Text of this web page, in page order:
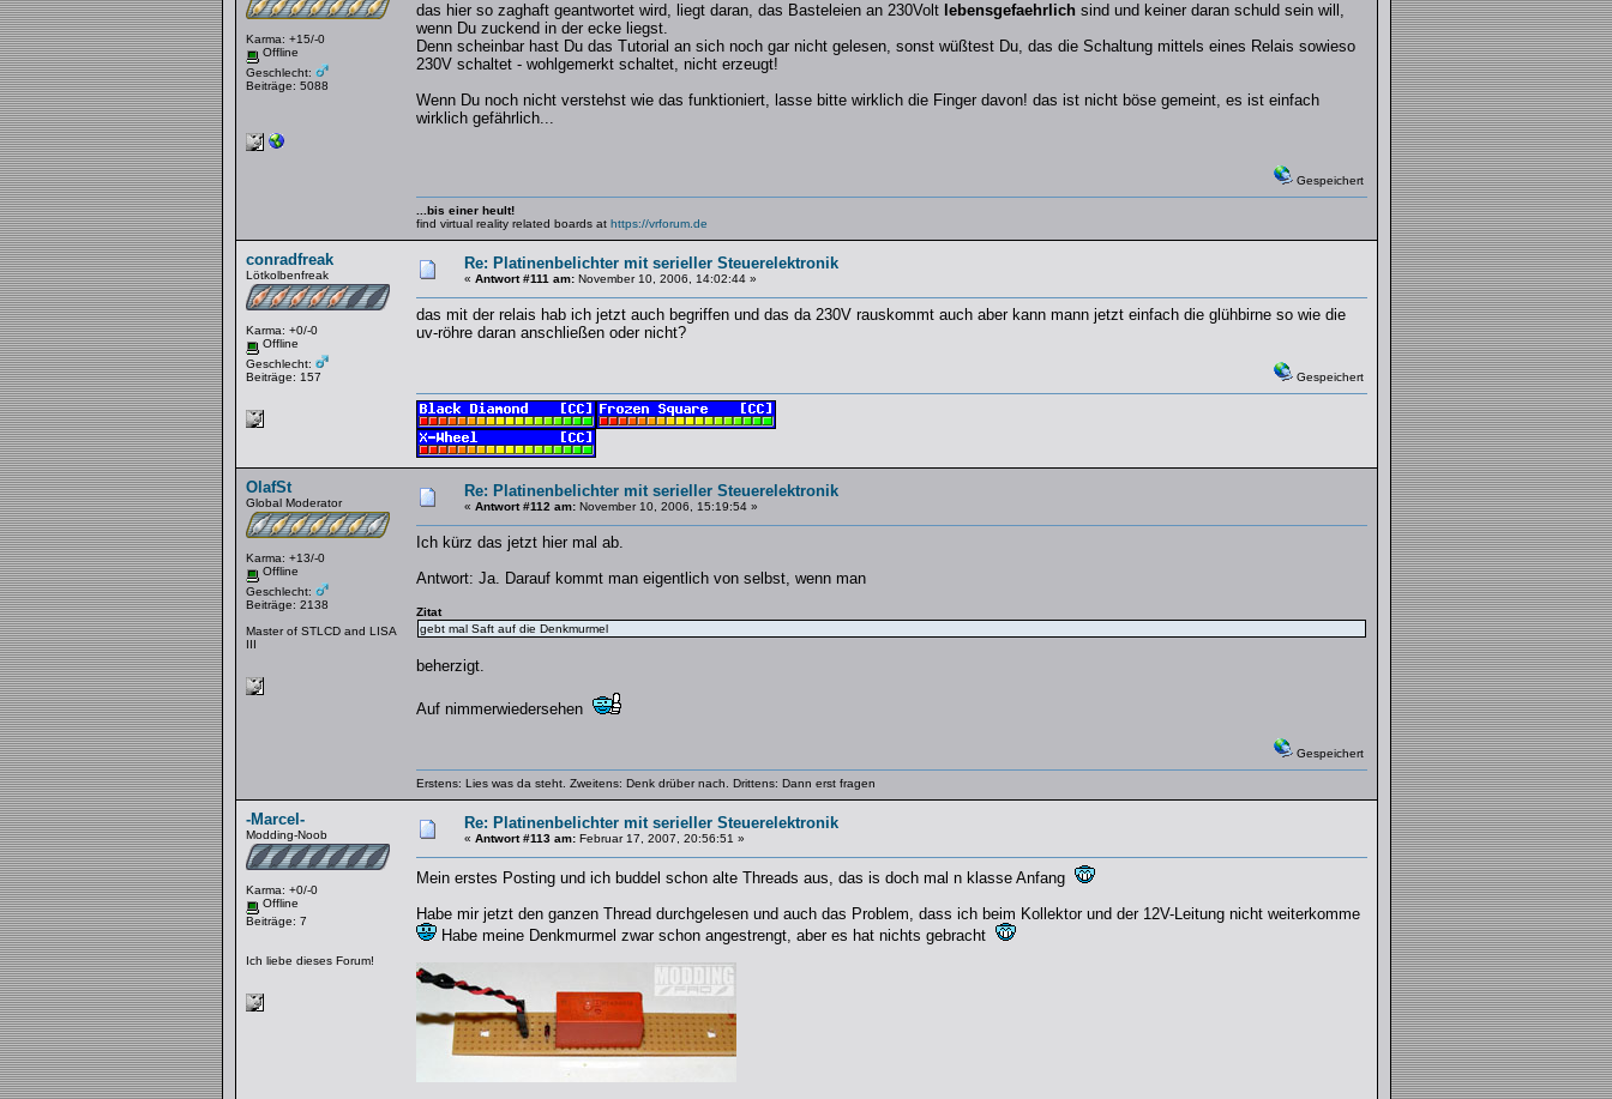
Karma: +15/-0
Offline
Geschlecht:
Beiträge: 5088
das hier so zaghaft geantwortet wird, liegt daran, das Basteleien an 230Volt lebensgefaehrlichsind und keiner daran schuld sein will,
wenn Du zuckend in der ecke liegst.
Denn scheinbar hast Du das Tutorial an sich noch gar nicht gelesen, sonst wüßtest Du, das die Schaltung mittels eines Relais sowieso
230V schaltet - wohlgemerkt schaltet, nicht erzeugt!
Wenn Du noch nicht verstehst wie das funktioniert, lasse bitte wirklich die Finger davon! das ist nicht böse gemeint, es ist einfach
wirklich gefährlich...
Gespeichert
...bis einer heult!
find virtual reality related boards at https://vrforum.de
conradfreak
Lötkolbenfreak
Karma: +0/-0
Offline
Geschlecht:
Beiträge: 157
Re: Platinenbelichter mit serieller Steuerelektronik
« Antwort #111 am:November 10, 2006, 14:02:44 »
das mit der relais hab ich jetzt auch begriffen und das da 230V rauskommt auch aber kann mann jetzt einfach die glühbirne so wie die
uv-röhre daran anschließen oder nicht?
Gespeichert
OlafSt
Global Moderator
Karma: +13/-0
Offline
Geschlecht:
Beiträge: 2138
Master of STLCD and LISA
III
Re: Platinenbelichter mit serieller Steuerelektronik
« Antwort #112 am:November 10, 2006, 15:19:54 »
Ich kürz das jetzt hier mal ab.
Antwort: Ja. Darauf kommt man eigentlich von selbst, wenn man
Zitat
gebt mal Saft auf die Denkmurmel
beherzigt.
Auf nimmerwiedersehen
Gespeichert
Erstens: Lies was da steht. Zweitens: Denk drüber nach. Drittens: Dann erst fragen
-Marcel-
Modding-Noob
Karma: +0/-0
Offline
Beiträge: 7
Ich liebe dieses Forum!
Re: Platinenbelichter mit serieller Steuerelektronik
« Antwort #113 am:Februar 17, 2007, 20:56:51 »
Mein erstes Posting und ich buddel schon alte Threads aus, das is doch mal n klasse Anfang
Habe mir jetzt den ganzen Thread durchgelesen und auch das Problem, dass ich beim Kollektor und der 12V-Leitung nicht weiterkomme
Habe meine Denkmurmel zwar schon angestrengt, aber es hat nichts gebracht